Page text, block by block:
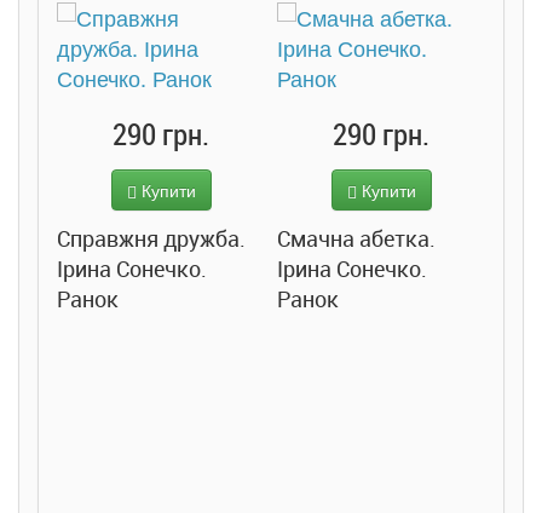
290 грн.
Купити
Справжня дружба.
Ірина Сонечко.
Ранок
290 грн.
Купити
Смачна абетка.
Ірина Сонечко.
Ранок